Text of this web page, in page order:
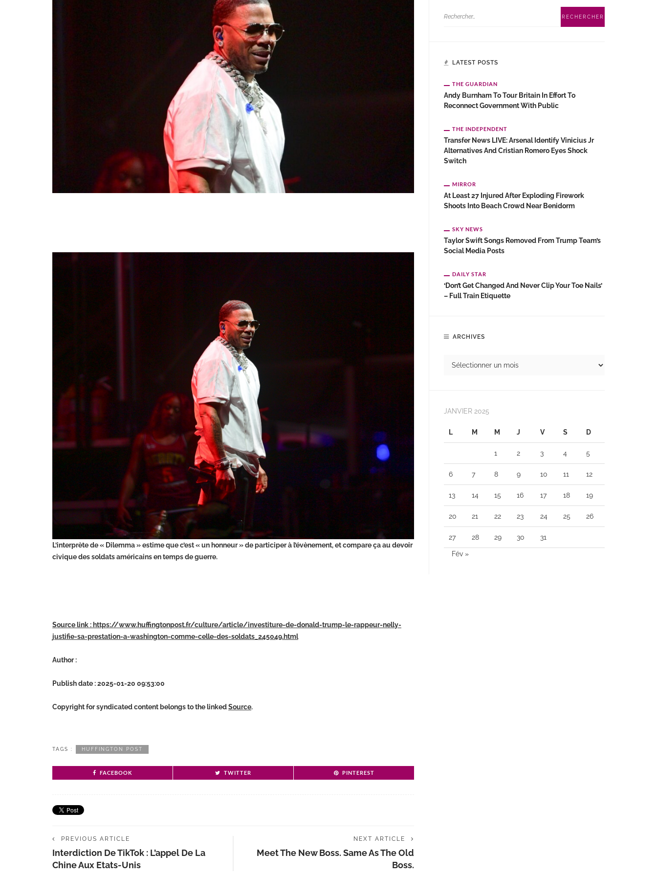
L’interprète de « Dilemma » estime que c’est « un honneur » de participer à l’évènement, et compare ça au devoir
civique des soldats américains en temps de guerre.
Source link : https://www.huffingtonpost.fr/culture/article/investiture-de-donald-trump-le-rappeur-nelly-
justifie-sa-prestation-a-washington-comme-celle-des-soldats_245049.html
Author :
Publish date : 2025-01-20 09:53:00
Copyright for syndicated content belongs to the linkedSource.
TAGS : HUFFINGTON POST
FACEBOOK TWITTER PINTEREST
PREVIOUS ARTICLE
Interdiction De TikTok : L’appel De La
Chine Aux Etats-Unis
NEXT ARTICLE
Meet The New Boss. Same As The Old
Boss.
LATEST POSTS
THE GUARDIAN
Andy Burnham To Tour Britain In Effort To
Reconnect Government With Public
THE INDEPENDENT
Transfer News LIVE: Arsenal Identify Vinicius Jr
Alternatives And Cristian Romero Eyes Shock
Switch
MIRROR
At Least 27 Injured After Exploding Firework
Shoots Into Beach Crowd Near Benidorm
SKY NEWS
Taylor Swift Songs Removed From Trump Team’s
Social Media Posts
DAILY STAR
‘Don’t Get Changed And Never Clip Your Toe Nails’
– Full Train Etiquette
ARCHIVES
JANVIER 2025
L M M J V S D
1 2 3 4 5
6 7 8 9 10 11 12
13 14 15 16 17 18 19
20 21 22 23 24 25 26
27 28 29 30 31
Fév »